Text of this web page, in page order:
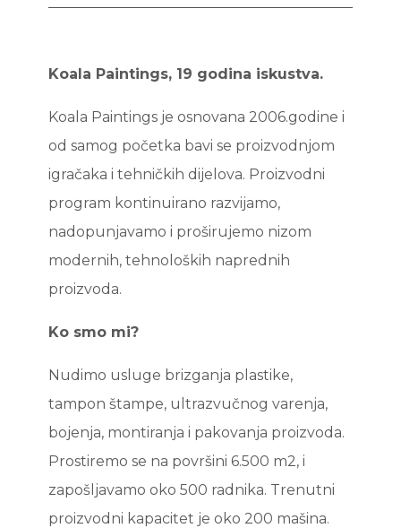
Koala Paintings, 19 godina iskustva.
Koala Paintings je osnovana 2006.godine i
od samog početka bavi se proizvodnjom
igračaka i tehničkih dijelova. Proizvodni
program kontinuirano razvijamo,
nadopunjavamo i proširujemo nizom
modernih, tehnoloških naprednih
proizvoda.
Ko smo mi?
Nudimo usluge brizganja plastike,
tampon štampe, ultrazvučnog varenja,
bojenja, montiranja i pakovanja proizvoda.
Prostiremo se na površini 6.500 m2, i
zapošljavamo oko 500 radnika. Trenutni
proizvodni kapacitet je oko 200 mašina.